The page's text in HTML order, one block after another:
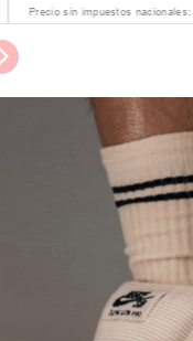
Precio sin impuestos nacionales: